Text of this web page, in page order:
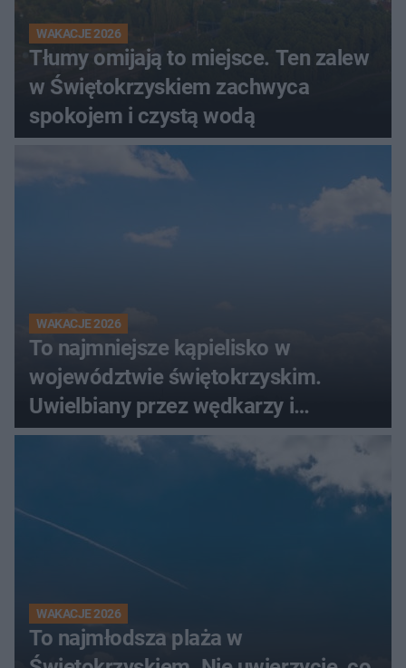
WAKACJE 2026
Tłumy omijają to miejsce. Ten zalew
w Świętokrzyskiem zachwyca
spokojem i czystą wodą
WAKACJE 2026
To najmniejsze kąpielisko w
województwie świętokrzyskim.
Uwielbiany przez wędkarzy i
turystów
WAKACJE 2026
To najmłodsza plaża w